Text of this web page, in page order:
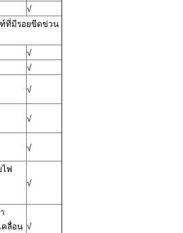
√
ที่มีรอยขีดข่วน
√
√
√
√
√
ไฟ
√
คลื่อน √